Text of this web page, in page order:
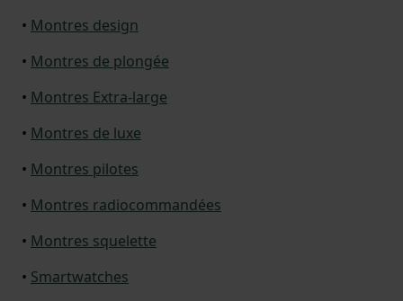
• Montres design
• Montres de plongée
• Montres Extra-large
• Montres de luxe
• Montres pilotes
• Montres radiocommandées
• Montres squelette
• Smartwatches